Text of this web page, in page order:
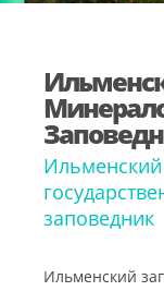
Ильменский
заповедник
Ильменский